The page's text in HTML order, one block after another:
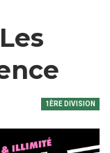
1ÈRE DIVISION